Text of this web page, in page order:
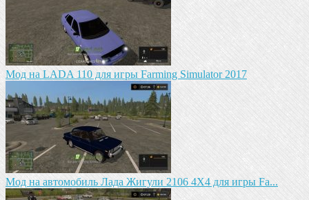
Мод на LADA 110 для игры Farming Simulator 2017
Мод на автомобиль Лада Жигули 2106 4Х4 для игры Fa...